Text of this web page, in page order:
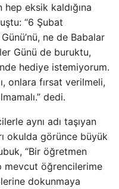
eksik kaldığına
“6 Şubat
ne de Babalar
Günü de buruktu,
hediye istemiyorum.
onlara fırsat verilmeli,
dedi.
aynı adı taşıyan
okulda görünce büyük
“Bir öğretmen
mevcut öğrencilerime
dokunmaya